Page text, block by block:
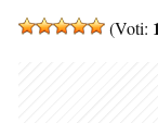
(Voti: